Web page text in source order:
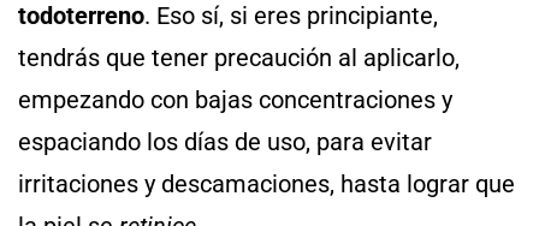
todoterreno. Eso sí, si eres principiante,
tendrás que tener precaución al aplicarlo,
empezando con bajas concentraciones y
espaciando los días de uso, para evitar
irritaciones y descamaciones, hasta lograr que